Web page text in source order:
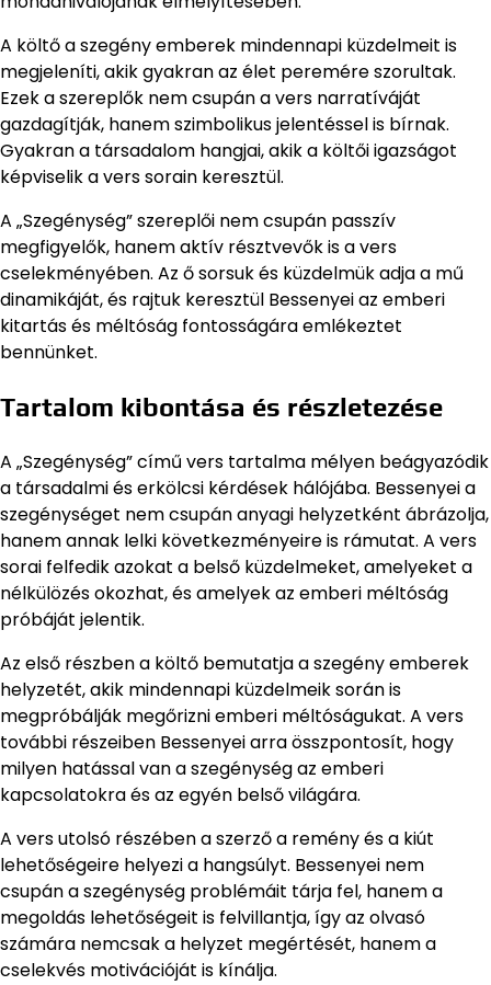
A költő a szegény emberek mindennapi küzdelmeit is
megjeleníti, akik gyakran az élet peremére szorultak.
Ezek a szereplők nem csupán a vers narratíváját
gazdagítják, hanem szimbolikus jelentéssel is bírnak.
Gyakran a társadalom hangjai, akik a költői igazságot
képviselik a vers sorain keresztül.
A „Szegénység” szereplői nem csupán passzív
megfigyelők, hanem aktív résztvevők is a vers
cselekményében. Az ő sorsuk és küzdelmük adja a mű
dinamikáját, és rajtuk keresztül Bessenyei az emberi
kitartás és méltóság fontosságára emlékeztet
bennünket.
Tartalom kibontása és részletezése
A „Szegénység” című vers tartalma mélyen beágyazódik
a társadalmi és erkölcsi kérdések hálójába. Bessenyei a
szegénységet nem csupán anyagi helyzetként ábrázolja,
hanem annak lelki következményeire is rámutat. A vers
sorai felfedik azokat a belső küzdelmeket, amelyeket a
nélkülözés okozhat, és amelyek az emberi méltóság
próbáját jelentik.
Az első részben a költő bemutatja a szegény emberek
helyzetét, akik mindennapi küzdelmeik során is
megpróbálják megőrizni emberi méltóságukat. A vers
további részeiben Bessenyei arra összpontosít, hogy
milyen hatással van a szegénység az emberi
kapcsolatokra és az egyén belső világára.
A vers utolsó részében a szerző a remény és a kiút
lehetőségeire helyezi a hangsúlyt. Bessenyei nem
csupán a szegénység problémáit tárja fel, hanem a
megoldás lehetőségeit is felvillantja, így az olvasó
számára nemcsak a helyzet megértését, hanem a
cselekvés motivációját is kínálja.